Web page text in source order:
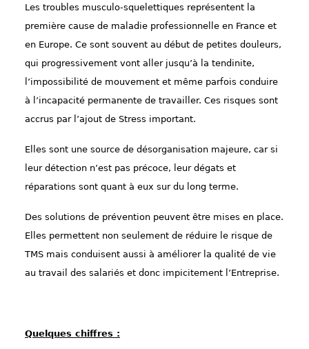
Les troubles musculo-squelettiques représentent la
première cause de maladie professionnelle en France et
en Europe. Ce sont souvent au début de petites douleurs,
qui progressivement vont aller jusqu’à la tendinite,
l’impossibilité de mouvement et même parfois conduire
à l’incapacité permanente de travailler. Ces risques sont
accrus par l’ajout de Stress important.
Elles sont une source de désorganisation majeure, car si
leur détection n’est pas précoce, leur dégats et
réparations sont quant à eux sur du long terme.
Des solutions de prévention peuvent être mises en place.
Elles permettent non seulement de réduire le risque de
TMS mais conduisent aussi à améliorer la qualité de vie
au travail des salariés et donc impicitement l’Entreprise.
Quelques chiffres :